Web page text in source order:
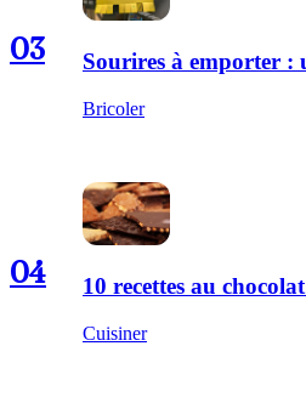
03 Sourires à emporter :
Bricoler
04 10 recettes au
Cuisiner